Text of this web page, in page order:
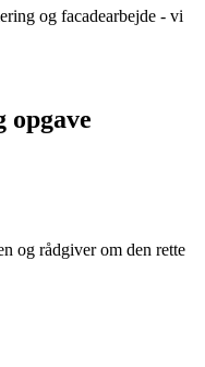
og facadearbejde - vi
og rådgiver om den rette